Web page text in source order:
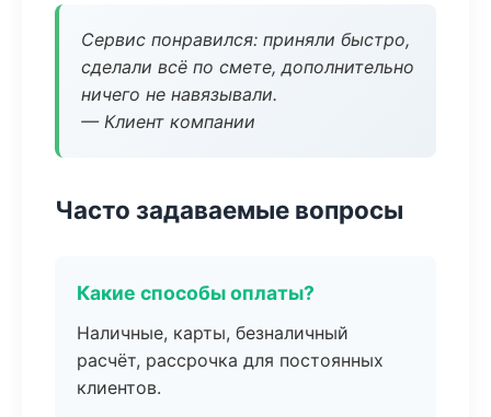
Сервис понравился: приняли быстро,
сделали всё по смете, дополнительно
ничего не навязывали.
— Клиент компании
Часто задаваемые вопросы
Какие способы оплаты?
Наличные, карты, безналичный
расчёт, рассрочка для постоянных
клиентов.